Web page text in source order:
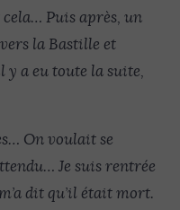
cela… Puis après, un
la Bastille et
y a eu toute la suite,
On voulait se
Je suis rentrée
dit qu’il était mort.